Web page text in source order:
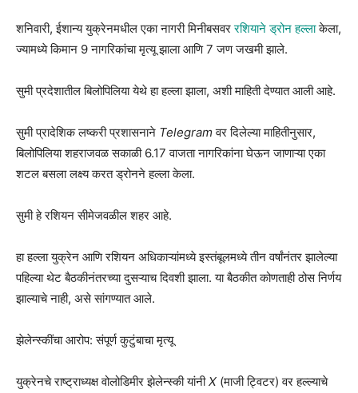
शनिवारी, ईशान्य युक्रेनमधील एका नागरी मिनीबसवररशियाने ड्रोन हल्लाकेला,
ज्यामध्ये किमान 9 नागरिकांचा मृत्यू झाला आणि 7 जण जखमी झाले.
सुमी प्रदेशातील बिलोपिलिया येथे हा हल्ला झाला, अशी माहिती देण्यात आली आहे.
सुमी प्रादेशिक लष्करी प्रशासनाने Telegramवर दिलेल्या माहितीनुसार,
बिलोपिलिया शहराजवळ सकाळी 6.17 वाजता नागरिकांना घेऊन जाणाऱ्या एका
शटल बसला लक्ष्य करत ड्रोनने हल्ला केला.
सुमी हे रशियन सीमेजवळील शहर आहे.
हा हल्ला युक्रेन आणि रशियन अधिकाऱ्यांमध्ये इस्तंबूलमध्ये तीन वर्षांनंतर झालेल्या
पहिल्या थेट बैठकीनंतरच्या दुसऱ्याच दिवशी झाला. या बैठकीत कोणताही ठोस निर्णय
झाल्याचे नाही, असे सांगण्यात आले.
झेलेन्स्कींचा आरोप: संपूर्ण कुटुंबाचा मृत्यू
युक्रेनचे राष्ट्राध्यक्ष वोलोडिमीर झेलेन्स्की यांनीX (माजी ट्विटर) वर हल्ल्याचे